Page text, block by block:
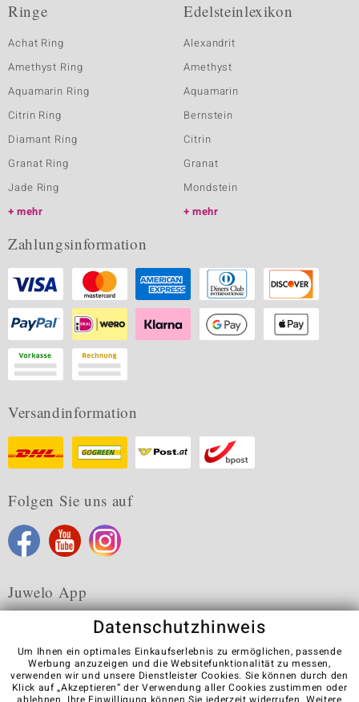
Ringe
Achat Ring
Amethyst Ring
Aquamarin Ring
Citrin Ring
Diamant Ring
Granat Ring
Jade Ring
mehr
Edelsteinlexikon
Alexandrit
Amethyst
Aquamarin
Bernstein
Citrin
Granat
Mondstein
mehr
Zahlungsinformation
Versandinformation
Folgen Sie uns auf
Juwelo App
Karriere AGB Datenschutz Cookies
Impressum
Kontakt
Vertrag widerrufen
Datenschutzhinweis
Um Ihnen ein optimales Einkaufserlebnis zu ermöglichen, passende
Werbung anzuzeigen und die Websitefunktionalität zu messen,
verwenden wir und unsere Dienstleister Cookies. Sie können durch den
Klick auf „Akzeptieren“ der Verwendung aller Cookies zustimmen oder